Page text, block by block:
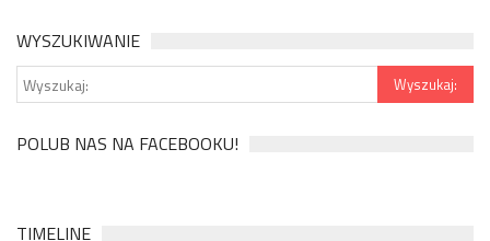
WYSZUKIWANIE
POLUB NAS NA FACEBOOKU!
TIMELINE